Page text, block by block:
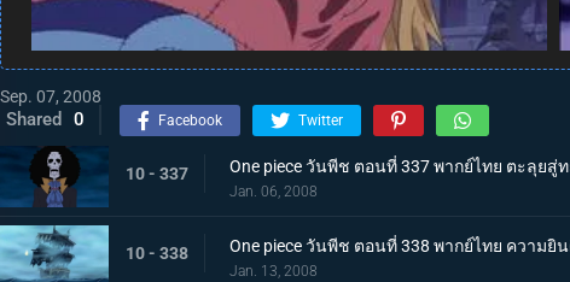
Sep. 07, 2008
Shared 0 Facebook Twitter
10 - 337 One piece วันพีช ตอนที่ 337 พากย์ไทย ตะลุย
Jan. 06, 2008
10 - 338 One piece วันพีช ตอนที่ 338 พากย์ไทย ความ
Jan. 13, 2008